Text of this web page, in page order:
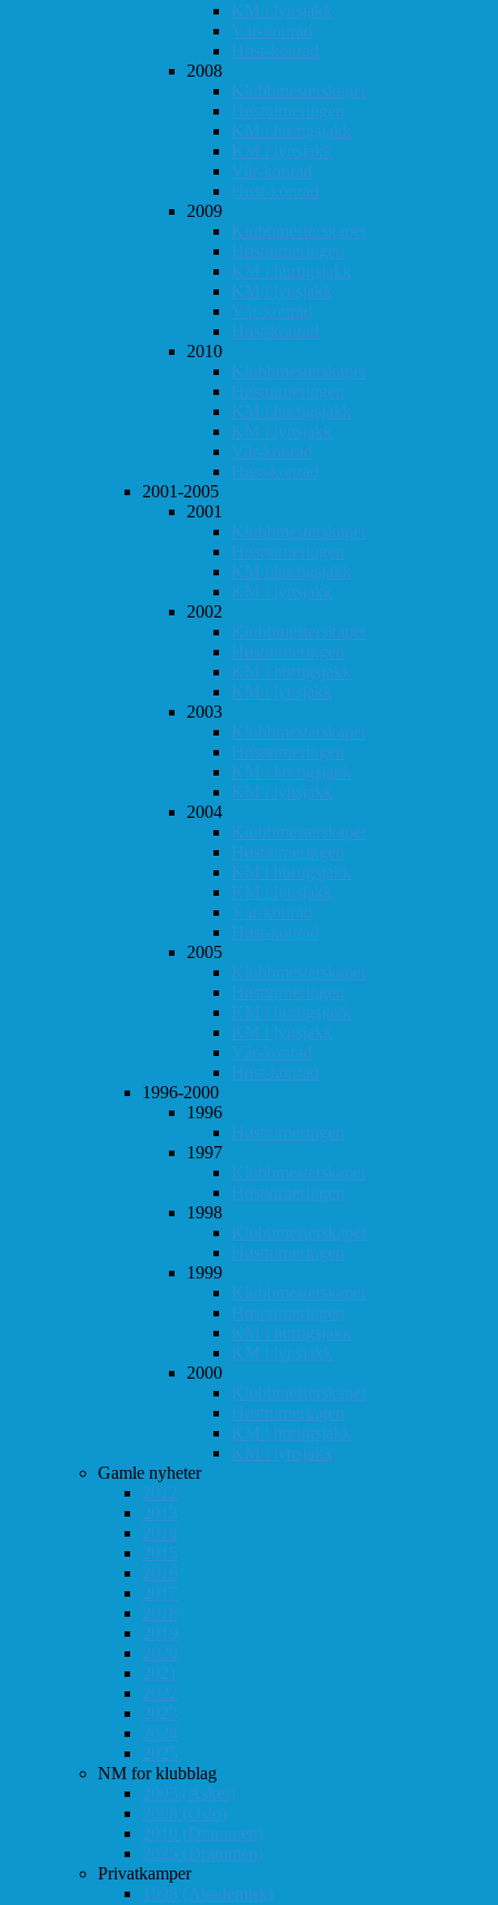
KM i lynsjakk
Vår-konrad
Høst-konrad
2008
Klubbmesterskapet
Høstturneringen
KM i hurtigsjakk
KM i lynsjakk
Vår-konrad
Høst-konrad
2009
Klubbmesterskapet
Høstturneringen
KM i hurtigsjakk
KM i lynsjakk
Vår-konrad
Høst-konrad
2010
Klubbmesterskapet
Høstturneringen
KM i hurtigsjakk
KM i lynsjakk
Vår-konrad
Høst-konrad
2001-2005
2001
Klubbmesterskapet
Høstturneringen
KM i hurtigsjakk
KM i lynsjakk
2002
Klubbmesterskapet
Høstturneringen
KM i hurtigsjakk
KM i lynsjakk
2003
Klubbmesterskapet
Høstturneringen
KM i hurtigsjakk
KM i lynsjakk
2004
Klubbmesterskapet
Høstturneringen
KM i hurtigsjakk
KM i lynsjakk
Vår-konrad
Høst-konrad
2005
Klubbmesterskapet
Høstturneringen
KM i hurtigsjakk
KM i lynsjakk
Vår-konrad
Høst-konrad
1996-2000
1996
Høstturneringen
1997
Klubbmesterskapet
Høstturneringen
1998
Klubbmesterskapet
Høstturneringen
1999
Klubbmesterskapet
Høstturneringen
KM i hurtigsjakk
KM i lynsjakk
2000
Klubbmesterskapet
Høstturneringen
KM i hurtigsjakk
KM i lynsjakk
Gamle nyheter
2012
2013
2014
2015
2016
2017
2018
2019
2020
2021
2022
2023
2024
2025
NM for klubblag
2003 (Asker)
2008 (Oslo)
2010 (Drammen)
2025 (Drammen)
Privatkamper
1998 (Akademisk)